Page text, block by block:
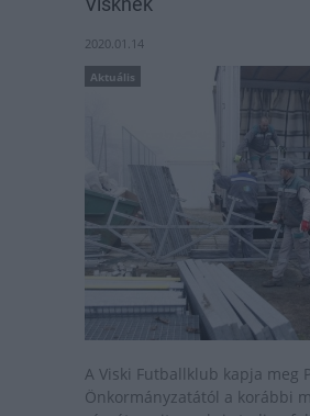
2020.01.14
Aktuális
A Viski Futballklub kapja meg
Önkormányzatától a korábbi